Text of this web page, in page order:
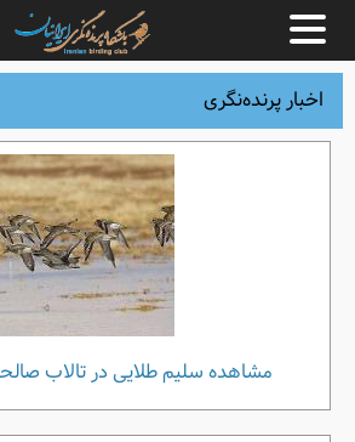
اخبار پرنده‌نگری
مشاهده سلیم طلایی در تالاب صالحیه 95/